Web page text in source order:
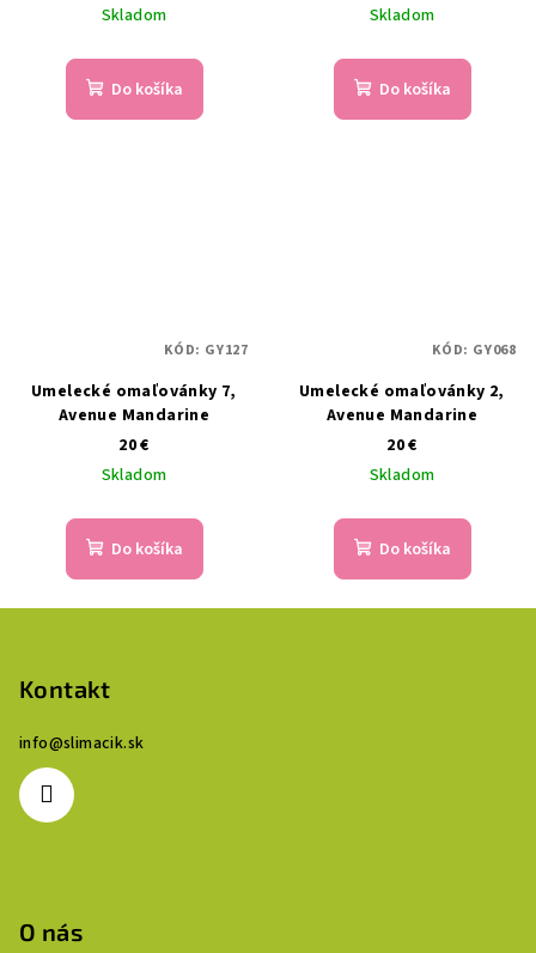
Skladom
Do košíka
Skladom
Do košíka
Umelecké omaľovánky 7,
Avenue Mandarine
20 €
Skladom
Do košíka
KÓD: GY127
Umelecké omaľovánky 2,
Avenue Mandarine
20 €
Skladom
Do košíka
KÓD: GY068
Kontakt
info@slimacik.sk
O nás